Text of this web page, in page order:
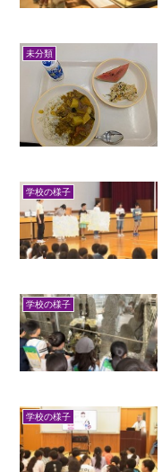
未分類
学校の様子
学校の様子
学校の様子